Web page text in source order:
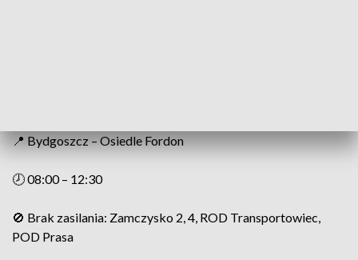
📍 Bydgoszcz – Osiedle Fordon
🕗 08:00 – 12:30
🚫 Brak zasilania: Zamczysko 2, 4, ROD Transportowiec,
POD Prasa